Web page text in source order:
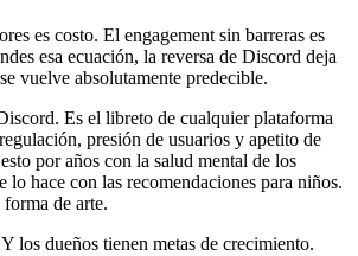
es costo. El engagement sin barreras es
esa ecuación, la reversa de Discord deja
vuelve absolutamente predecible.
Es el libreto de cualquier plataforma
presión de usuarios y apetito de
por años con la salud mental de los
lo hace con las recomendaciones para niños.
de arte.
los dueños tienen metas de crecimiento.